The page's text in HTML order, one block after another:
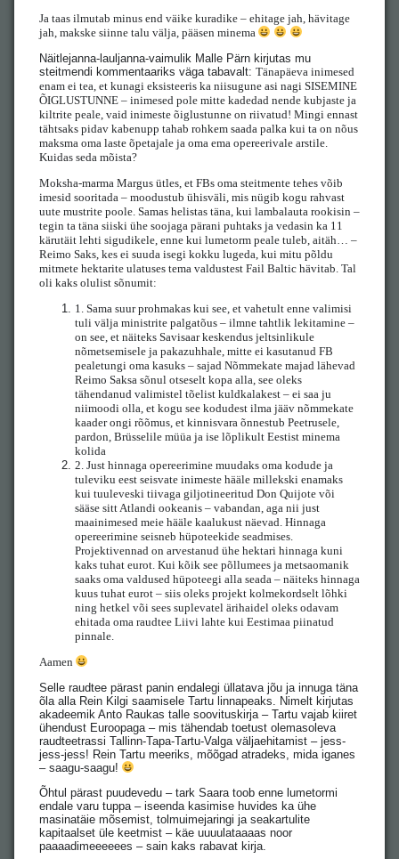
Ja taas ilmutab minus end väike kuradike – ehitage jah, hävitage
jah, makske siinne talu välja, pääsen minema
Näitlejanna-lauljanna-vaimulik Malle Pärn kirjutas mu
steitmendi kommentaariks väga tabavalt: Tänapäeva inimesed
enam ei tea, et kunagi eksisteeris ka niisugune asi nagi SISEMINE
ÕIGLUSTUNNE – inimesed pole mitte kadedad nende kubjaste ja
kiltrite peale, vaid inimeste õiglustunne on riivatud! Mingi ennast
tähtsaks pidav kabenupp tahab rohkem saada palka kui ta on nõus
maksma oma laste õpetajale ja oma ema opereerivale arstile.
Kuidas seda mõista?
Moksha-marma Margus ütles, et FBs oma steitmente tehes võib
imesid sooritada – moodustub ühisväli, mis nügib kogu rahvast
uute mustrite poole. Samas helistas täna, kui lambalauta rookisin –
tegin ta täna siiski ühe soojaga pärani puhtaks ja vedasin ka 11
kärutäit lehti sigudikele, enne kui lumetorm peale tuleb, aitäh… –
Reimo Saks, kes ei suuda isegi kokku lugeda, kui mitu põldu
mitmete hektarite ulatuses tema valdustest Fail Baltic hävitab. Tal
oli kaks olulist sõnumit:
1. Sama suur prohmakas kui see, et vahetult enne valimisi
tuli välja ministrite palgatõus – ilmne tahtlik lekitamine –
on see, et näiteks Savisaar keskendus jeltsinlikule
nõmetsemisele ja pakazuhhale, mitte ei kasutanud FB
pealetungi oma kasuks – sajad Nõmmekate majad lähevad
Reimo Saksa sõnul otseselt kopa alla, see oleks
tähendanud valimistel tõelist kuldkalakest – ei saa ju
niimoodi olla, et kogu see kodudest ilma jääv nõmmekate
kaader ongi rõõmus, et kinnisvara õnnestub Peetrusele,
pardon, Brüsselile müüa ja ise lõplikult Eestist minema
kolida
2. Just hinnaga opereerimine muudaks oma kodude ja
tuleviku eest seisvate inimeste hääle millekski enamaks
kui tuuleveski tiivaga giljotineeritud Don Quijote või
sääse sitt Atlandi ookeanis – vabandan, aga nii just
maainimesed meie hääle kaalukust näevad. Hinnaga
opereerimine seisneb hüpoteekide seadmises.
Projektivennad on arvestanud ühe hektari hinnaga kuni
kaks tuhat eurot. Kui kõik see põllumees ja metsaomanik
saaks oma valdused hüpoteegi alla seada – näiteks hinnaga
kuus tuhat eurot – siis oleks projekt kolmekordselt lõhki
ning hetkel või sees suplevatel ärihaidel oleks odavam
ehitada oma raudtee Liivi lahte kui Eestimaa piinatud
pinnale.
Aamen
Selle raudtee pärast panin endalegi üllatava jõu ja innuga täna
õla alla Rein Kilgi saamisele Tartu linnapeaks. Nimelt kirjutas
akadeemik Anto Raukas talle soovituskirja – Tartu vajab kiiret
ühendust Euroopaga – mis tähendab toetust olemasoleva
raudteetrassi Tallinn-Tapa-Tartu-Valga väljaehitamist – jess-
jess-jess! Rein Tartu meeriks, mõõgad atradeks, mida iganes
– saagu-saagu!
Õhtul pärast puudevedu – tark Saara toob enne lumetormi
endale varu tuppa – iseenda kasimise huvides ka ühe
masinatäie mõsemist, tolmuimejaringi ja seakartulite
kapitaalset üle keetmist – käe uuuulataaaas noor
paaaadimeeeeees – sain kaks rabavat kirja.